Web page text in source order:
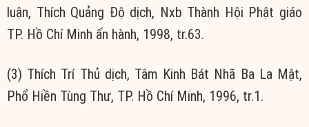
luận, Thích Quảng Độ dịch, Nxb Thành Hội Phật giáo
TP. Hồ Chí Minh ấn hành, 1998, tr.63.
(3) Thích Trí Thủ dịch, Tâm Kinh Bát Nhã Ba La Mật,
Phổ Hiền Tùng Thư, TP. Hồ Chí Minh, 1996, tr.1.